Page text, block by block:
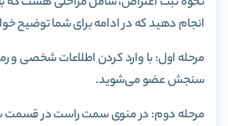
انجام دهید که در ادامه برای شما توضیح
مرحله اول: با وارد کردن اطلاعات شخصی و
سنجش عضو می‌شوید.
مرحله دوم: در منوی سمت راست در